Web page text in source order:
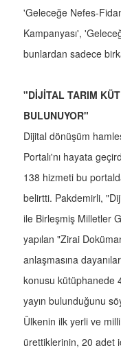
'Geleceğe Nefes-
Kampanyası',
bunlardan sadece
"DİJİTAL TARIM
BULUNUYOR"
Dijital dönüşüm
Portalı'nı hayata
138 hizmeti bu
belirtti. Pakdemirli,
ile Birleşmiş Milletler
yapılan "Zirai
anlaşmasına
konusu kütüphanede
yayın bulunduğunu
Ülkenin ilk yerli ve
ürettiklerinin, 20 adet